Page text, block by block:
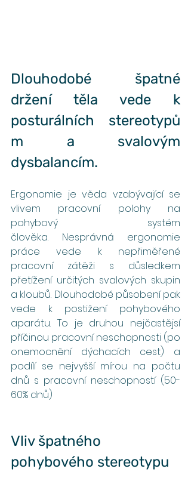
Dlouhodobé špatné
držení těla vede k
posturálních stereotypů
m a svalovým
dysbalancím.
Ergonomie je věda vzabývající se
vlivem pracovní polohy na
pohybový systém
člověka. Nesprávná ergonomie
práce vede k nepřiměřené
pracovní zátěži s důsledkem
přetížení určitých svalových skupin
a kloubů. Dlouhodobé působení pak
vede k postižení pohybového
aparátu. To je druhou nejčastějsí
příčinou pracovní neschopnosti (po
onemocnění dýchacích cest) a
podílí se nejvyšší mírou na počtu
dnů s pracovní neschopností (50-
60% dnů)
Vliv špatného
pohybového stereotypu